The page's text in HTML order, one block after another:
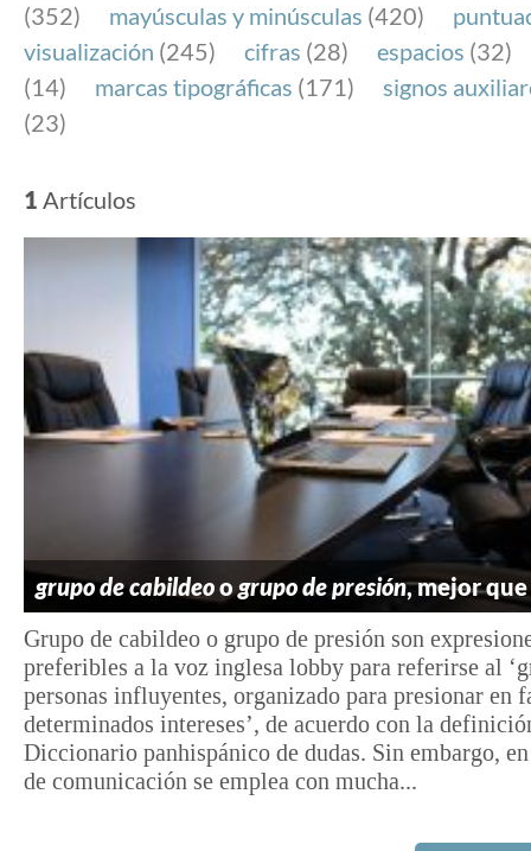
(352)
mayúsculas y minúsculas (420)
visualización (245) cifras (28) espacios (32)
(14)
marcas tipográficas (171)
signos
(23)
1 Artículos
grupo de cabildeoo grupode presión, mejor que
Grupo de cabildeo o grupo de presión son
preferibles a la voz inglesa lobby para referirse al
personas influyentes, organizado para presionar en
determinados intereses’, de acuerdo con la
Diccionario panhispánico de dudas. Sin embargo,
de comunicación se emplea con mucha...